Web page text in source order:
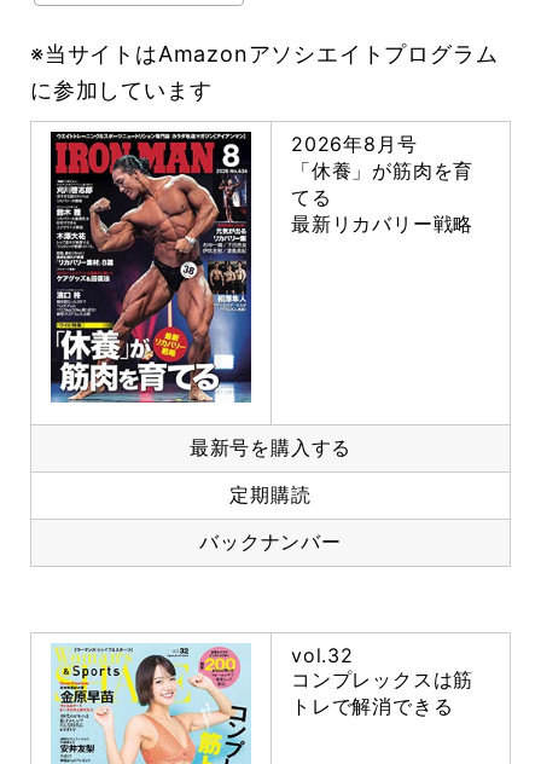
※当サイトはAmazonアソシエイトプログラム
に参加しています
2026年8月号
「休養」が筋肉を育
てる
最新リカバリー戦略
最新号を購入する
定期購読
バックナンバー
vol.32
コンプレックスは筋
トレで解消できる